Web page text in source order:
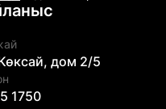
дом 2/5
1750